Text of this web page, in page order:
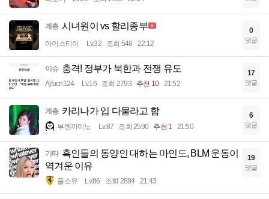
계층 시녀원이 vs 할리종부
아이스티이 Lv.32 조회 548 22:12
0
댓글
이슈 충격! 정부가 북한과 전쟁 유도
Ajfucn124 Lv.16 조회 2793 추천 10 21:52
17
댓글
계층 카리나가 입 다물라고 함
부엔까미노 Lv.87 조회 2590 추천 1 21:50
6
댓글
기타 흑인들의 동양인 대하는 마인드, BLM 운동이
역겨운 이유
풀소유 Lv.86 조회 2884 21:43
19
댓글